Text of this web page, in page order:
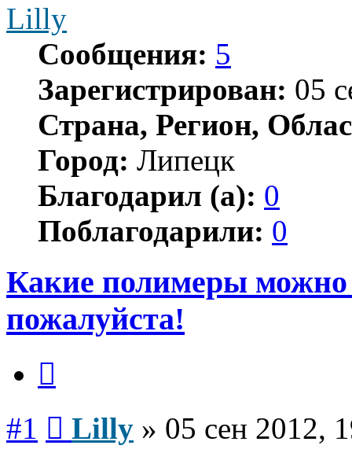
Lilly
Сообщения: 5
Зарегистрирован: 05
Страна, Регион,
Город: Липецк
Благодарил (а): 0
Поблагодарили: 0
Какие полимеры можно
пожалуйста!
#1 Lilly » 05 сен 2012,